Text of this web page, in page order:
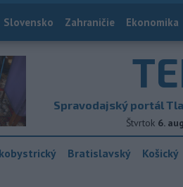
Slovensko Zahraničie Ekonomika
Spravodajský portál
Štvrtok 6.
Bratislavský Košický